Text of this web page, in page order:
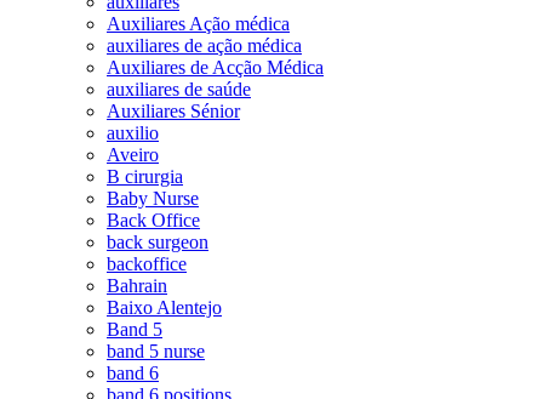
Auxiliares Ação médica
auxiliares de ação médica
Auxiliares de Acção Médica
auxiliares de saúde
Auxiliares Sénior
auxilio
Aveiro
B cirurgia
Baby Nurse
Back Office
back surgeon
backoffice
Bahrain
Baixo Alentejo
Band 5
band 5 nurse
band 6
band 6 positions